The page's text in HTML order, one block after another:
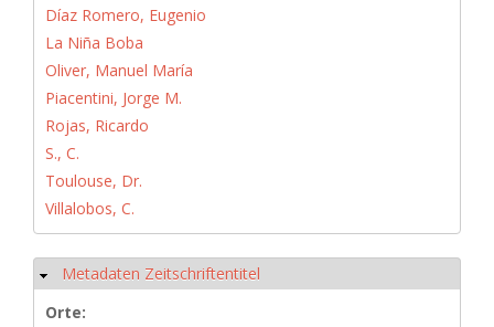
Díaz Romero, Eugenio
La Niña Boba
Oliver, Manuel María
Piacentini, Jorge M.
Rojas, Ricardo
S., C.
Toulouse, Dr.
Villalobos, C.
Hide
Metadaten Zeitschriftentitel
Orte: